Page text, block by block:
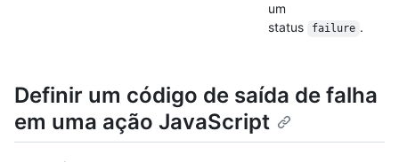
um
status
failure .
Definir um código de saída de falha
em uma ação JavaScript